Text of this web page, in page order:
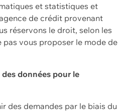
et statistiques et
de crédit provenant
réservons le droit, selon les
pas vous proposer le mode de
données pour le
des demandes par le biais du